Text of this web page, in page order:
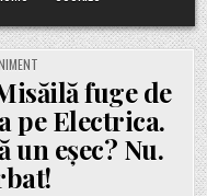
fuge de
pe Electrica.
un eșec? Nu.